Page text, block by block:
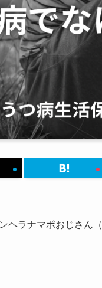
ヘラナマポおじさん（